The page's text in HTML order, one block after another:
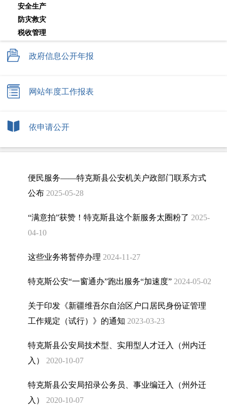
安全生产
防灾救灾
税收管理
保障性住房
城市综合执法
市政服务
公共文化服务
公共法律服务
食品药品监管
就业
社会救助
养老服务
涉农补贴
卫生健康
自然资源
交通运输
旅游
统计
双随机一公开
公共企事业单位公开
政府信息公开年报
网站年度工作报表
依申请公开
便民服务——特克斯县公安机关户政部门联系方式
公布 2025-05-28
“满意拍”获赞！特克斯县这个新服务太圈粉了 2025-
04-10
这些业务将暂停办理 2024-11-27
特克斯公安“一窗通办”跑出服务“加速度” 2024-05-02
关于印发《新疆维吾尔自治区户口居民身份证管理
工作规定（试行）》的通知 2023-03-23
特克斯县公安局技术型、实用型人才迁入（州内迁
入）
2020-10-07
特克斯县公安局招录公务员、事业编迁入（州外迁
入）
2020-10-07